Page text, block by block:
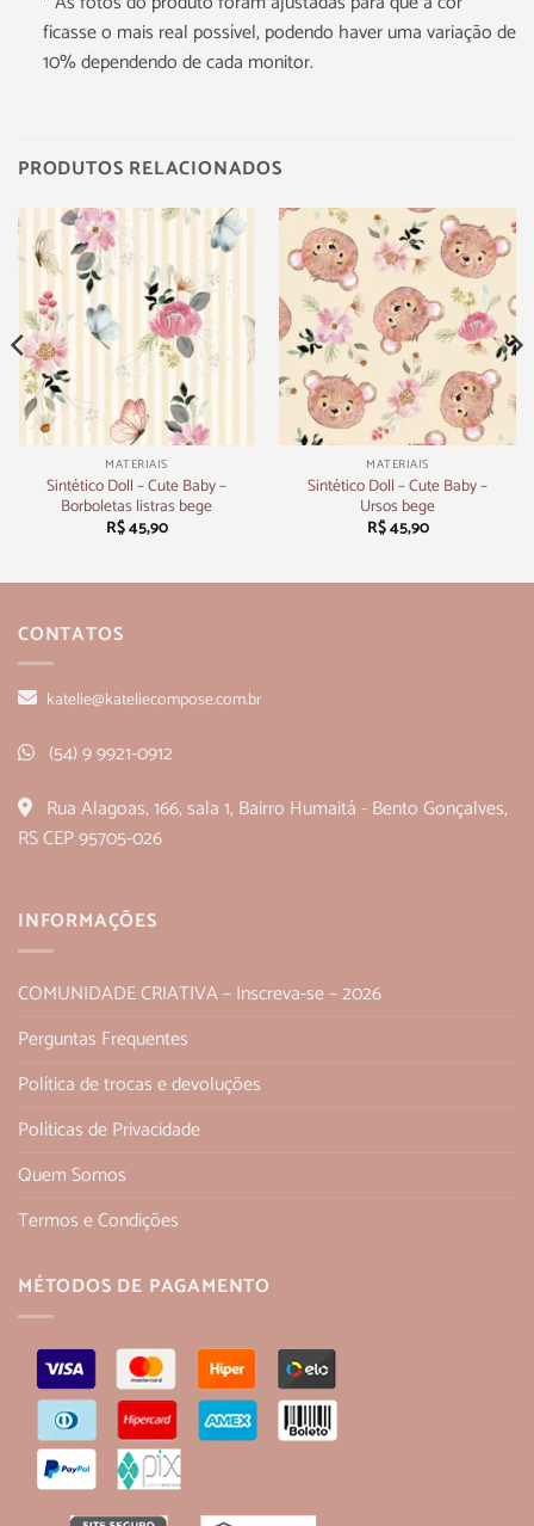
ficasse o mais real possível, podendo haver uma variação de
10% dependendo de cada monitor.
PRODUTOS RELACIONADOS
MATERIAIS
Sintético Doll – Cute Baby –
Borboletas listras bege
R$45,90
MATERIAIS
Sintético Doll – Cute Baby –
Ursos bege
R$45,90
CONTATOS
katelie@kateliecompose.com.br
(54) 9 9921-0912
Rua Alagoas, 166, sala 1, Bairro Humaitá - Bento Gonçalves,
RS CEP 95705-026
INFORMAÇÕES
COMUNIDADE CRIATIVA – Inscreva-se – 2026
Perguntas Frequentes
Política de trocas e devoluções
Políticas de Privacidade
Quem Somos
Termos e Condições
MÉTODOS DE PAGAMENTO